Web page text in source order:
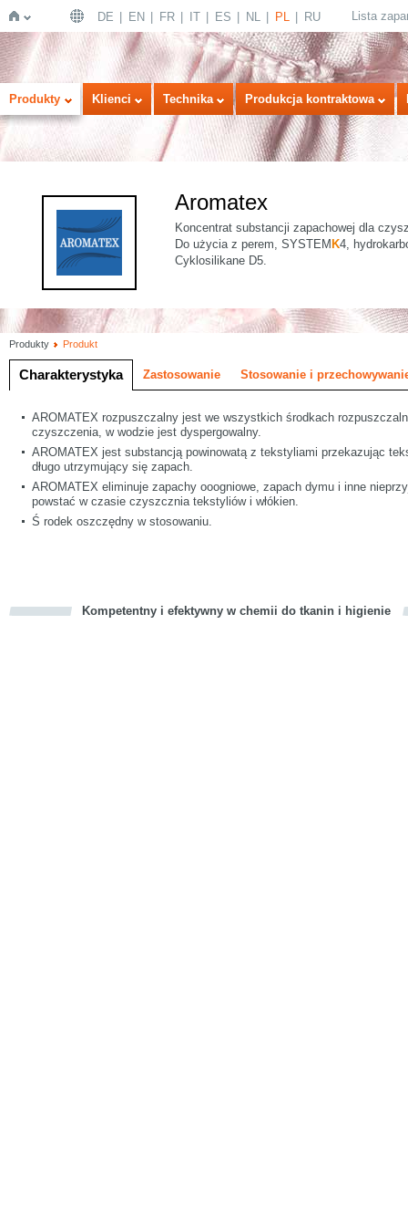
Strona
DE EN FR IT ES NL PL RU Lista
Produkty Klienci Technika Produkcja kontraktowa
Aromatex
Koncentrat substancji zapachowej dla
Do użycia z perem, SYSTEM K4,
Cyklosilikane D5.
Produkty Produkt
Charakterystyka Zastosowanie Stosowanie i
AROMATEX rozpuszczalny jest we wszystkich środkach
czyszczenia, w wodzie jest dyspergowalny.
AROMATEX jest substancją powinowatą z tekstyliami przekazując
długo utrzymujący się zapach.
AROMATEX eliminuje zapachy ooogniowe, zapach dymu i inne
powstać w czasie czyszcznia tekstyliów i włókien.
Ś rodek oszczędny w stosowaniu.
Kompetentny i efektywny w chemii do tkanin i higienie